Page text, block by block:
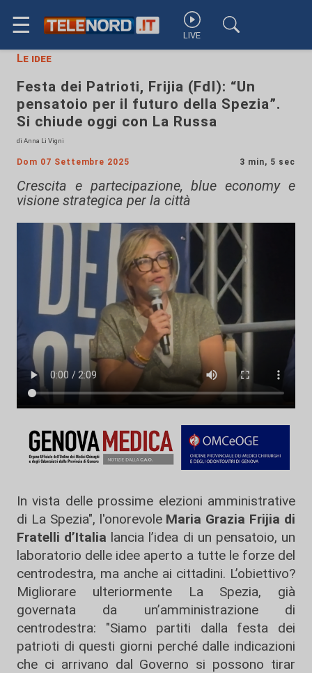
☰ LIVE
Le idee
Festa dei Patrioti, Frijia (FdI): “Un
pensatoio per il futuro della Spezia”.
Si chiude oggi con La Russa
di Anna Li Vigni
Dom 07 Settembre 2025 3 min, 5 sec
Crescita e partecipazione, blue economy e
visione strategica per la città
In vista delle prossime elezioni amministrative
di La Spezia", l'onorevoleMaria Grazia Frijia di
Fratelli d’Italia lancia l’idea di un pensatoio, un
laboratorio delle idee aperto a tutte le forze del
centrodestra, ma anche ai cittadini. L’obiettivo?
Migliorare ulteriormente La Spezia, già
governata da un’amministrazione di
centrodestra: "Siamo partiti dalla festa dei
patrioti di questi giorni perché dalle indicazioni
che ci arrivano dal Governo si possono tirar